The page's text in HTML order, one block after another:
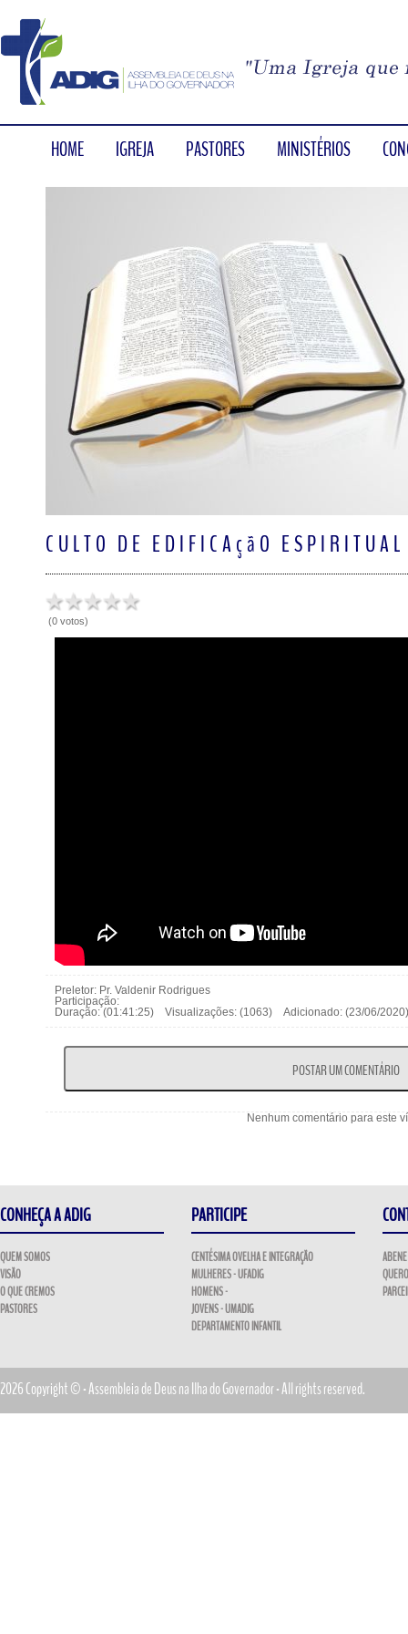
HOME IGREJA PASTORES MINISTÉRIOS
CULTO DE EDIFICAçãO ESPIRITUAL
(0 votos)
Preletor: Pr. Valdenir Rodrigues
Participação:
Duração: (01:41:25) Visualizações: (1063) Adicionado: (23/06/
Nenhum comentário para este
CONHEÇA A ADIG
QUEM SOMOS
VISÃO
O QUE CREMOS
PASTORES
PARTICIPE
CENTÉSIMA OVELHA E INTEGRAÇÃO
MULHERES - UFADIG
HOMENS -
JOVENS - UMADIG
DEPARTAMENTO INFANTIL
ABENE
2026 Copyright © - Assembleia de Deus na Ilha do Governador - All rights reserved.